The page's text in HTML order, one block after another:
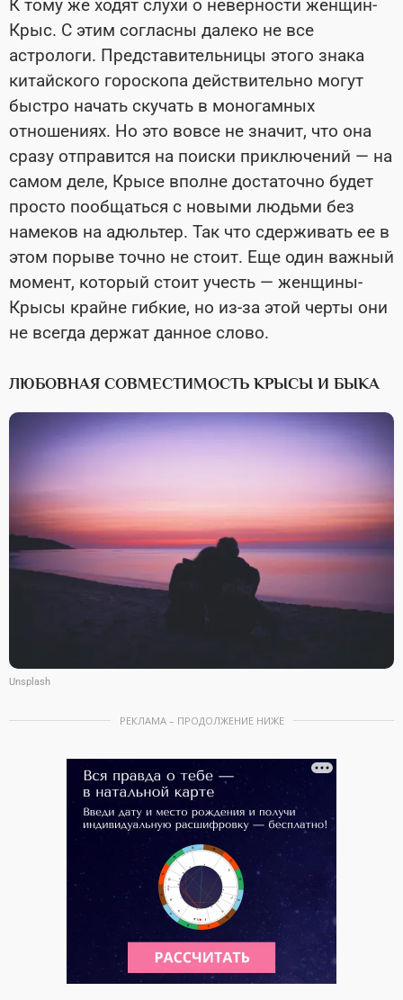
К тому же ходят слухи о неверности женщин-
Крыс. С этим согласны далеко не все
астрологи. Представительницы этого знака
китайского гороскопа действительно могут
быстро начать скучать в моногамных
отношениях. Но это вовсе не значит, что она
сразу отправится на поиски приключений — на
самом деле, Крысе вполне достаточно будет
просто пообщаться с новыми людьми без
намеков на адюльтер. Так что сдерживать ее в
этом порыве точно не стоит. Еще один важный
момент, который стоит учесть — женщины-
Крысы крайне гибкие, но из-за этой черты они
не всегда держат данное слово.
ЛЮБОВНАЯ СОВМЕСТИМОСТЬ КРЫСЫ И БЫКА
Unsplash
РЕКЛАМА – ПРОДОЛЖЕНИЕ НИЖЕ